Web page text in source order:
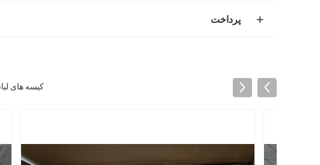
پرداخت
کیسه های لباسشویی محلول